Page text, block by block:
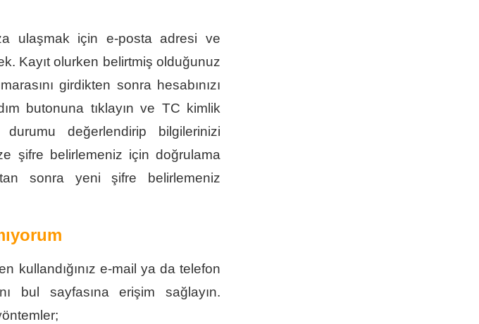
ulaşmak için e-posta adresi ve
Kayıt olurken belirtmiş olduğunuz
girdikten sonra hesabınızı
butonuna tıklayın ve TC kimlik
durumu değerlendirip bilgilerinizi
şifre belirlemeniz için doğrulama
sonra yeni şifre belirlemeniz
kullandığınız e-mail ya da telefon
bul sayfasına erişim sağlayın.